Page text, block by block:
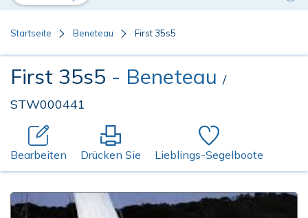
Startseite Beneteau First 35s5
First 35s5 - Beneteau /
STW000441
Bearbeiten Drücken Sie Lieblings-Segelboote